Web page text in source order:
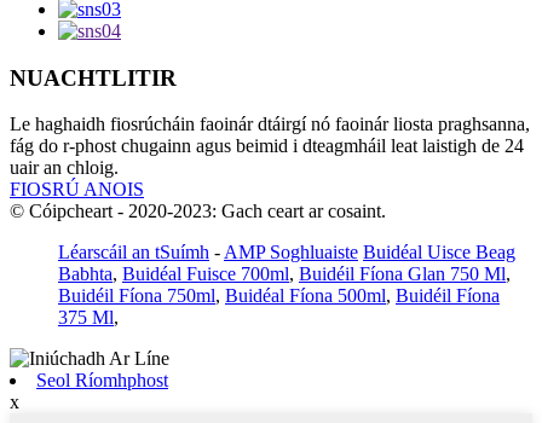
NUACHTLITIR
Le haghaidh fiosrúcháin faoinár dtáirgí nó faoinár liosta praghsanna,
fág do r-phost chugainn agus beimid i dteagmháil leat laistigh de 24
uair an chloig.
FIOSRÚ ANOIS
© Cóipcheart - 2020-2023: Gach ceart ar cosaint.
Léarscáil an tSuímh - AMP Soghluaiste Buidéal Uisce Beag
Babhta, Buidéal Fuisce 700ml, Buidéil Fíona Glan 750 Ml,
Buidéil Fíona 750ml, Buidéal Fíona 500ml, Buidéil Fíona
375 Ml,
Seol Ríomhphost
x